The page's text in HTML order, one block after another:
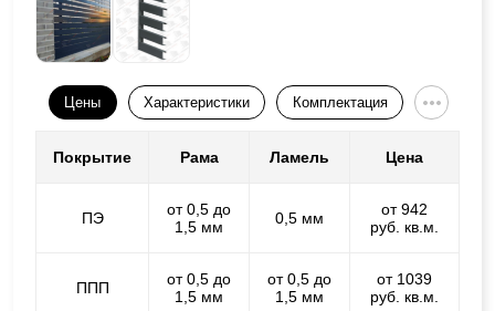
Цены Характеристики Комплектация
Покрытие Рама Ламель Цена
ПЭ
от 0,5 до
1,5 мм
0,5 мм
от 942
руб. кв.м.
ППП
от 0,5 до
1,5 мм
от 0,5 до
1,5 мм
от 1039
руб. кв.м.